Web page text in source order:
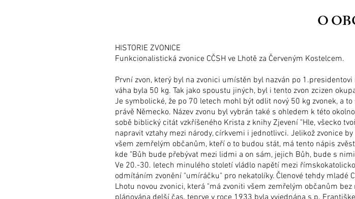
O
HISTORIE ZVONICE
Funkcionalistická zvonice CČSH ve Lhotě za Červeným Kostelcem.
První zvon, který byl na zvonici umístěn byl nazván po
váha byla 50 kg. Tak jako spoustu jiných, byl i tento zvon zcizen
Je symbolické, že po 70 letech mohl být odlit nový 50 kg zvonek, a
právě Německo. Název zvonu byl vybrán také s ohledem k této
sobě biblický citát vzkříšeného Krista z knihy Zjevení "Hle, všecko
napravit vztahy mezi národy, církvemi i jednotlivci. Jelikož zvonice
všem zemřelým občanům, kteří o to budou stát, má tento nápis
kde "Bůh bude přebývat mezi lidmi a on sám, jejich Bůh, bude s
Ve 20.-30. letech minulého století vládlo napětí mezi
odmítáním zvonění "umíráčku" pro nekatolíky. Členové tehdy mladé
Lhotu novou zvonici, která "má zvoniti všem zemřelým občanům